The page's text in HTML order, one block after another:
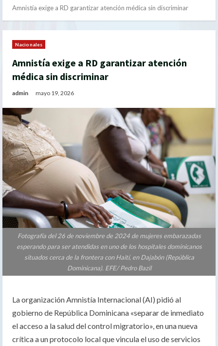
Amnistía exige a RD garantizar atención médica sin discriminar
Nacionales
Amnistía exige a RD garantizar atención
médica sin discriminar
admin mayo 19, 2026
Fotografía del 26 de noviembre de 2024 de mujeres embarazadas
esperando para ser atendidas en uno de los hospitales dominicanos
situados cerca de la frontera con Haití, en Dajabón (República
Dominicana). EFE/ Pedro Bazil
La organización Amnistía Internacional (AI) pidió al
gobierno de República Dominicana «separar de inmediato
el acceso a la salud del control migratorio», en una nueva
crítica a un protocolo local que vincula el uso de servicios